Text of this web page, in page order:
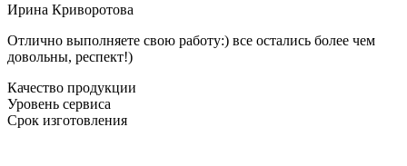
Ирина Криворотова
Отлично выполняете свою работу:) все остались более чем
довольны, респект!)
Качество продукции
Уровень сервиса
Срок изготовления